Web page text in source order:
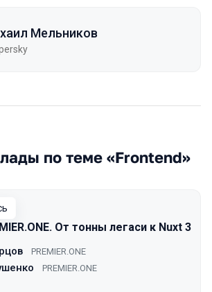
Мельников
по теме «Frontend»
От тонны легаси к Nuxt 3
PREMIER.ONE
PREMIER.ONE